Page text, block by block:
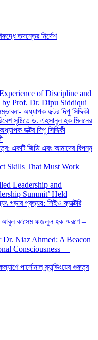
তদন্তের নির্দেশ
of Discipline and
Prof. Dr. Dipu Siddiqui
অধ্যাপক ডক্টর দিপু সিদ্দিকী
সৃষ্টিতে ড. এহসানুল হক মিলনের
ডক্টর দিপু সিদ্দিকী
একটি জিডি এবং আমাদের বিপন্ন
Skills That Must Work
Leadership and
Summit’ Held
গড়ার প্রত্যয়: সিইও ফ্যাক্টরি
আবুল কাসেম ফজলুল হক স্মরণে –
Niaz Ahmed: A Beacon
Consciousness —
পার্সোনাল ব্র্যান্ডিংয়ের গুরুত্ব